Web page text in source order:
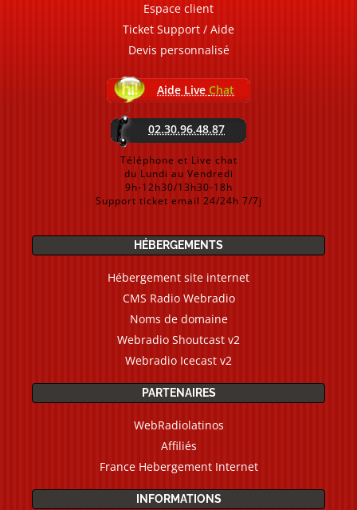
Espace client
Ticket Support / Aide
Devis personnalisé
Aide Live Chat
02.30.96.48.87
Téléphone et Live chat
du Lundi au Vendredi
9h-12h30/13h30-18h
Support ticket email 24/24h 7/7j
HÉBERGEMENTS
Hébergement site internet
CMS Radio Webradio
Noms de domaine
Webradio Shoutcast v2
Webradio Icecast v2
PARTENAIRES
WebRadiolatinos
Affiliés
France Hebergement Internet
INFORMATIONS